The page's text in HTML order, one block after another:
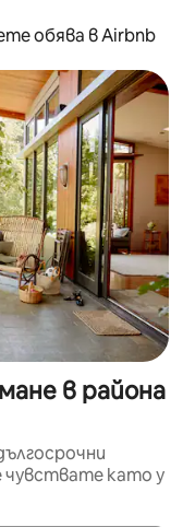
обява в Airbnb
в района
чувствате като у